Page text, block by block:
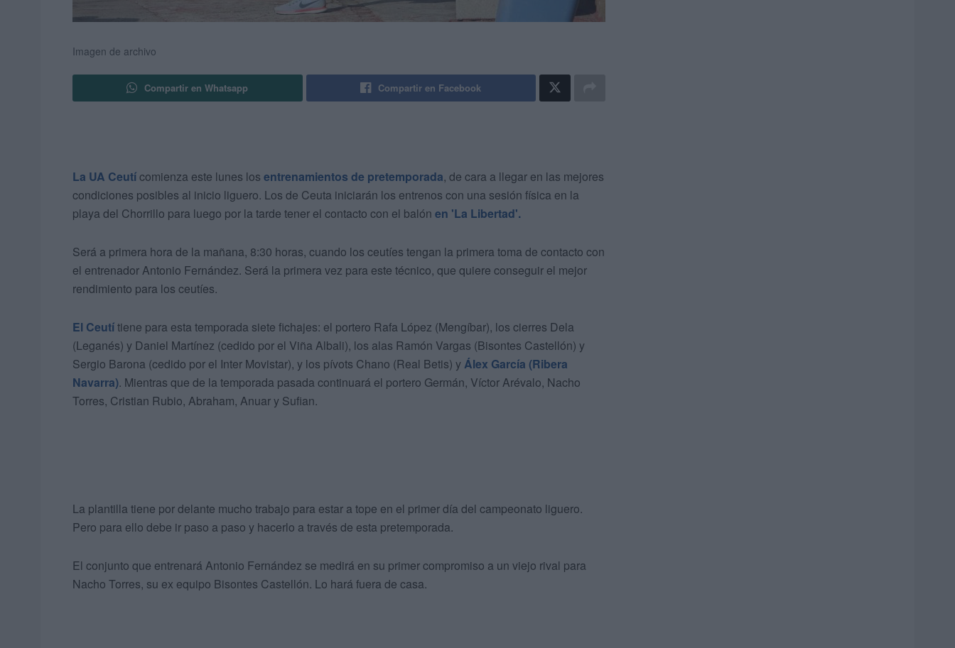
Imagen de archivo
Compartir en Whatsapp Compartir en Facebook
La UA Ceutícomienza este lunes los entrenamientos de pretemporada, de cara a llegar en las mejores
condiciones posibles al inicio liguero. Los de Ceuta iniciarán los entrenos con una sesión física en la
playa del Chorrillo para luego por la tarde tener el contacto con el balón en 'La Libertad'.
Será a primera hora de la mañana, 8:30 horas, cuando los ceutíes tengan la primera toma de contacto con
el entrenador Antonio Fernández. Será la primera vez para este técnico, que quiere conseguir el mejor
rendimiento para los ceutíes.
El Ceutítiene para esta temporada siete fichajes: el portero Rafa López (Mengíbar), los cierres Dela
(Leganés) y Daniel Martínez (cedido por el Viña Albali), los alas Ramón Vargas (Bisontes Castellón) y
Sergio Barona (cedido por el Inter Movistar), y los pívots Chano (Real Betis) yÁlex García (Ribera
Navarra). Mientras que de la temporada pasada continuará el portero Germán, Víctor Arévalo, Nacho
Torres, Cristian Rubio, Abraham, Anuar y Sufian.
La plantilla tiene por delante mucho trabajo para estar a tope en el primer día del campeonato liguero.
Pero para ello debe ir paso a paso y hacerlo a través de esta pretemporada.
El conjunto que entrenará Antonio Fernández se medirá en su primer compromiso a un viejo rival para
Nacho Torres, su ex equipo Bisontes Castellón. Lo hará fuera de casa.